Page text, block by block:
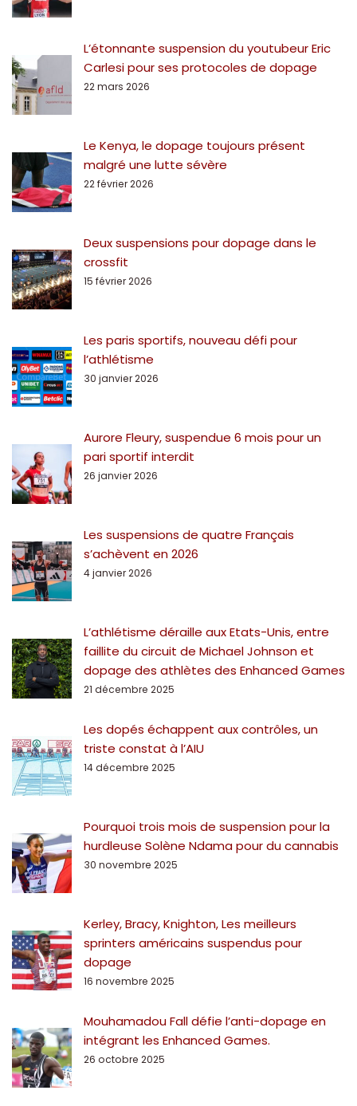
L’étonnante suspension du youtubeur Eric
Carlesi pour ses protocoles de dopage
22 mars 2026
Le Kenya, le dopage toujours présent
malgré une lutte sévère
22 février 2026
Deux suspensions pour dopage dans le
crossfit
15 février 2026
Les paris sportifs, nouveau défi pour
l’athlétisme
30 janvier 2026
Aurore Fleury, suspendue 6 mois pour un
pari sportif interdit
26 janvier 2026
Les suspensions de quatre Français
s’achèvent en 2026
4 janvier 2026
L’athlétisme déraille aux Etats-Unis, entre
faillite du circuit de Michael Johnson et
dopage des athlètes des Enhanced Games
21 décembre 2025
Les dopés échappent aux contrôles, un
triste constat à l’AIU
14 décembre 2025
Pourquoi trois mois de suspension pour la
hurdleuse Solène Ndama pour du cannabis
30 novembre 2025
Kerley, Bracy, Knighton, Les meilleurs
sprinters américains suspendus pour
dopage
16 novembre 2025
Mouhamadou Fall défie l’anti-dopage en
intégrant les Enhanced Games.
26 octobre 2025